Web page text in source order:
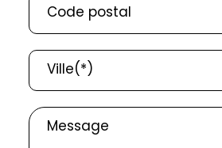
Code postal
Ville(*)
Message